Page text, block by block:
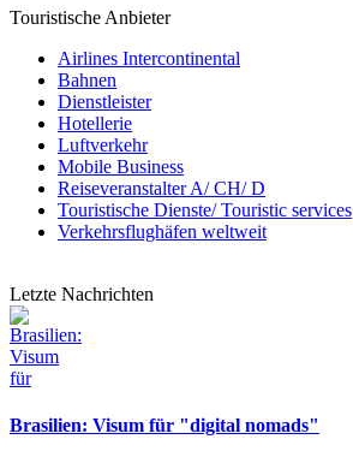
Touristische Anbieter
Airlines Intercontinental
Bahnen
Dienstleister
Hotellerie
Luftverkehr
Mobile Business
Reiseveranstalter A/ CH/ D
Touristische Dienste/ Touristic services
Verkehrsflughäfen weltweit
Letzte Nachrichten
Brasilien: Visum für "digital nomads"